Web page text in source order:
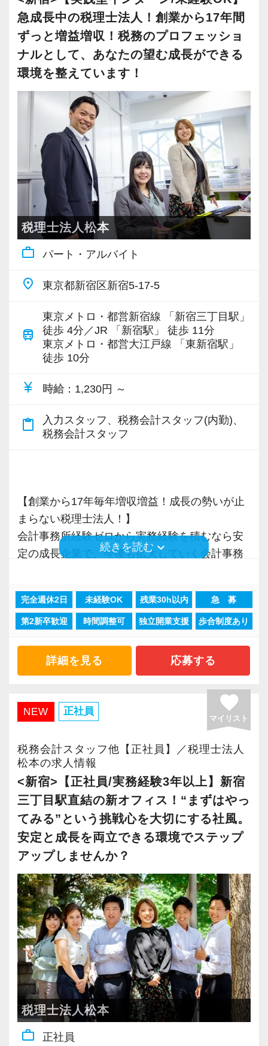
会計税務のプロフェッショナルとして、お客様
一人ひとりに合った最適なサービスを提供し、
お客様の繁栄・存続と社会の経済的発展に貢献
することを信念に、日々取り組んでおります。
経営者の皆様と共に悩み、共に考え、さまざま
な問題を一緒に乗り越えていく「良き相談相
手」として選んでいただけるよう、誠意をもっ
て業務にあたっています。
私たちの想いに共感し、お客様に寄り添いなが
ら成長していきたいという方を歓迎します。
皆様からのご応募を心よりお待ちしておりま
＼所長プロフィール／
1971年:慶応義塾大学経済学部卒業、大手監査法
1975年:公認会計士登録、1978年:税理士登録。
監査法人代表社員を経て、現在は会社法上の大
会社(非上場)にて非常勤監査役も務めている。
趣味は麻雀とジムでのトレーニング。
- 周囲と協調しながら、腰を据えて長く働きたい
方
- お客様や社内スタッフと、感情に左右されず落
ち着いて対応できる方
- 自分の意見を大切にしつつも、事務所や周囲の
意見にも耳を傾けられる柔軟さのある方
- コツコツと信頼関係を積み重ねていくことにや
りがいを感じられる方
＜この事務所で働く魅力＞
- 残業少なめ:繁忙期以外は定時での退勤が中心
です
- ワークライフバランスを大切にする風土:実際
に働くスタッフの声として「プライベートの時
間が確保しやすい」との評価
客様が中心で、飛び込み営業のようなプレッシ
- 少人数ならではの風通しの良さ:所長との距離
が近く、日々の相談がしやすい環境です
- 一人ひとりの得意分野を活かせる:少人数だか
験やスキルを活かした担当割りができています
きも、一人で抱え込まず所長や周囲に相談しや
当事務所は、急拡大や右肩上がりの成長スピー
ドを追い求めるタイプの事務所ではありませ
ん。
既存のお客様と長期的な信頼関係を築きなが
アップしたい」「どんどん規模を拡大していき
たい」という方よりも、「一つひとつの業務に
方」に合った職場です。
「先生と出会えてよかった」とお客様に満足し
ていただけるように――。
一人ひとりに合った最適なサービスを提供し、
お客様の繁栄・存続と社会の経済的発展に貢献
することを信念に、日々取り組んでおります。
経営者の皆様と共に悩み、共に考え、さまざま
な問題を一緒に乗り越えていく「良き相談相
手」として選んでいただけるよう、誠意をもっ
て業務にあたっています。
私たちの想いに共感し、お客様に寄り添いなが
ら成長していきたいという方を歓迎します。
皆様からのご応募を心よりお待ちしておりま
す。
＼所長プロフィール／
1971年:慶応義塾大学経済学部卒業、大手監査法
人に入所。
1975年:公認会計士登録、1978年:税理士登録。
1982年:倉持会計事務所を開業し、現在に至る。
急成長中の税理士法人！創業から17年間
ずっと増益増収！税務のプロフェッショ
ナルとして、あなたの望む成長ができる
環境を整えています！
税理士法人松本
work_outline パート・アルバイト
place 東京都新宿区新宿5-17-5
train
東京メトロ・都営新宿線 「新宿三丁目駅」
徒歩 4分／JR 「新宿駅」 徒歩 11分
東京メトロ・都営大江戸線 「東新宿駅」
徒歩 10分
currency_yen 時給 ：1,230円 ～
content_paste
入力スタッフ、税務会計スタッフ(内勤)、
税務会計スタッフ
【創業から17年毎年増収増益！成長の勢いが止
まらない税理士法人！】
会計事務所経験ゼロから実務経験を積むなら安
定の成長企業で、今後も拡大していく会計事務
現在当社では「渋谷」「新宿」「錦糸町」
「柏」「横浜」「大阪」の６拠点を展開してい
2021年6月に「渋谷オフィス」を新設し、その
後「新宿オフィス」「大阪オフィス」「錦糸町
さらに2022年12月には「柏オフィス」を開設
し、2025年には大阪オフィスを増床するなど、
事業拡大を続けています。
安定性抜群の環境で自己成長を実現できます。
社員の持つ「やる・やりたい」という気持ちを
大事にしているため、資格を持っていなくて
も、スピーディーなキャリアアップが可能で
す！
充実した実務重視のOJTで、安心して職務経験
と知識をゼロから身に付けられます！
税務・会計の経験と知識を磨きながらステップ
アップを目指しませんか？
【対象業種100種以上！節税・融資・税務調査に
強い税理士法人です】
創業以来17年連続増収増益、顧問先数2500以
上、全国6拠点で安定的に成長中です。
お客様に事務所までご来社いただく来所型サー
続きを読む keyboard_arrow_down
完全週休2日 未経験OK 残業30h以内 急 募
第2新卒歓迎 時間調整可 独立開業支援 歩合制度あり
詳細を見る 応募する
NEW 正社員 favorite
マイリスト
税務会計スタッフ他【正社員】／税理士法人
松本の求人情報
<新宿>【正社員/実務経験3年以上】新宿
三丁目駅直結の新オフィス！“まずはやっ
てみる”という挑戦心を大切にする社風。
安定と成長を両立できる環境でステップ
アップしませんか？
税理士法人松本
work_outline 正社員